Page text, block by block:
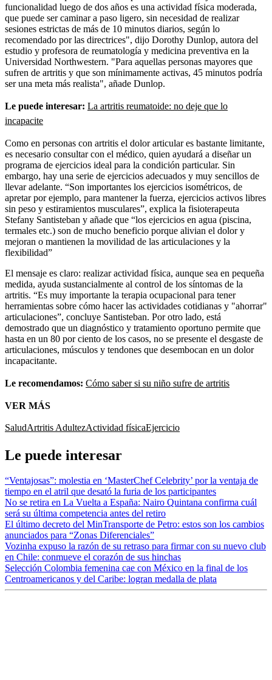
funcionalidad luego de dos años es una actividad física moderada,
que puede ser caminar a paso ligero, sin necesidad de realizar
sesiones estrictas de más de 10 minutos diarios, según lo
recomendado por las directrices", dijo Dorothy Dunlop, autora del
estudio y profesora de reumatología y medicina preventiva en la
Universidad Northwestern. "Para aquellas personas mayores que
sufren de artritis y que son mínimamente activas, 45 minutos podría
ser una meta más realista", añade Dunlop.
Le puede interesar: La artritis reumatoide: no deje que lo
incapacite
Como en personas con artritis el dolor articular es bastante limitante,
es necesario consultar con el médico, quien ayudará a diseñar un
programa de ejercicios ideal para la condición particular. Sin
embargo, hay una serie de ejercicios adecuados y muy sencillos de
llevar adelante. “Son importantes los ejercicios isométricos, de
apretar por ejemplo, para mantener la fuerza, ejercicios activos libres
sin peso y estiramientos musculares”, explica la fisioterapeuta
Stefany Santisteban y añade que “los ejercicios en agua (piscina,
termales etc.) son de mucho beneficio porque alivian el dolor y
mejoran o mantienen la movilidad de las articulaciones y la
flexibilidad”
El mensaje es claro: realizar actividad física, aunque sea en pequeña
medida, ayuda sustancialmente al control de los síntomas de la
artritis. “Es muy importante la terapia ocupacional para tener
herramientas sobre cómo hacer las actividades cotidianas y "ahorrar"
articulaciones”, concluye Santisteban. Por otro lado, está
demostrado que un diagnóstico y tratamiento oportuno permite que
hasta en un 80 por ciento de los casos, no se presente el desgaste de
articulaciones, músculos y tendones que desembocan en un dolor
incapacitante.
Le recomendamos: Cómo saber si su niño sufre de artritis
VER MÁS
SaludArtritis AdultezActividad físicaEjercicio
Le puede interesar
“Ventajosas”: molestia en ‘MasterChef Celebrity’ por la ventaja de
tiempo en el atril que desató la furia de los participantes
No se retira en La Vuelta a España: Nairo Quintana confirma cuál
será su última competencia antes del retiro
El último decreto del MinTransporte de Petro: estos son los cambios
anunciados para “Zonas Diferenciales”
Vozinha expuso la razón de su retraso para firmar con su nuevo club
en Chile: conmueve el corazón de sus hinchas
Selección Colombia femenina cae con México en la final de los
Centroamericanos y del Caribe: logran medalla de plata